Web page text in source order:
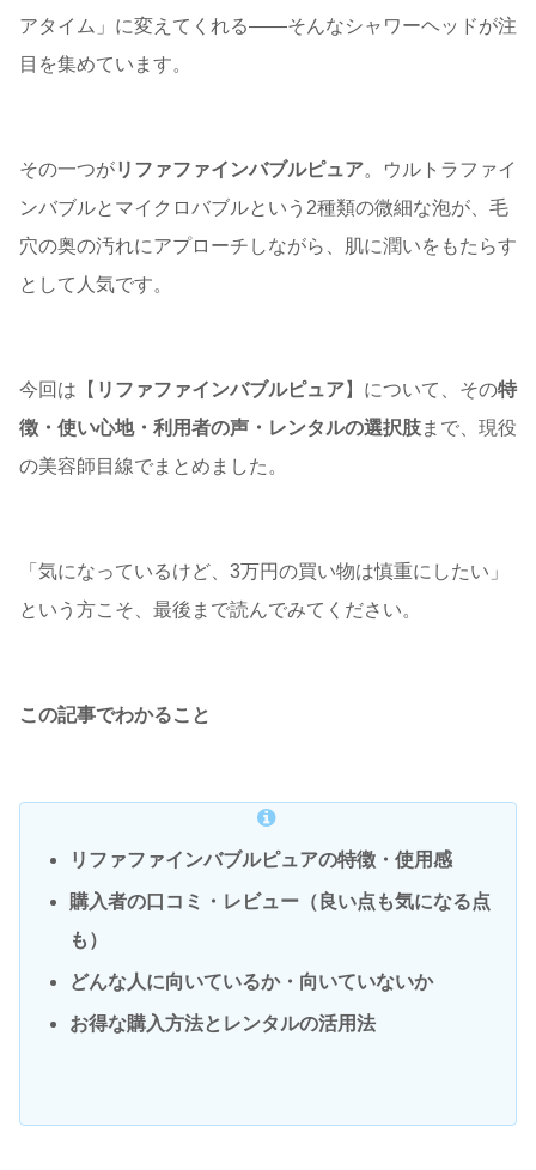
アタイム」に変えてくれる――そんなシャワーヘッドが注
目を集めています。
その一つがリファファインバブルピュア。ウルトラファイ
ンバブルとマイクロバブルという2種類の微細な泡が、毛
穴の奥の汚れにアプローチしながら、肌に潤いをもたらす
として人気です。
今回は【 リファファインバブルピュア】について、その特
徴・使い心地・利用者の声・レンタルの選択肢まで、現役
の美容師目線でまとめました。
「気になっているけど、3万円の買い物は慎重にしたい」
という方こそ、最後まで読んでみてください。
この記事でわかること
リファファインバブルピュアの特徴・使用感
購入者の口コミ・レビュー（良い点も気になる点
も）
どんな人に向いているか・向いていないか
お得な購入方法とレンタルの活用法